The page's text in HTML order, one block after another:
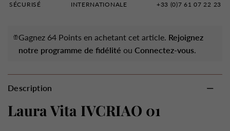
SÉCURISÉ
INTERNATIONALE
+33 (0)7 61 07 22 23
Gagnez 64 Points en achetant cet article. Rejoignez
notre programme de fidélité ouConnectez-vous.
Description
Laura Vita IVCRIAO 01